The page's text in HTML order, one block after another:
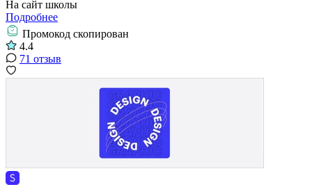
На сайт школы
Подробнее
Промокод скопирован
4.4
71 отзыв